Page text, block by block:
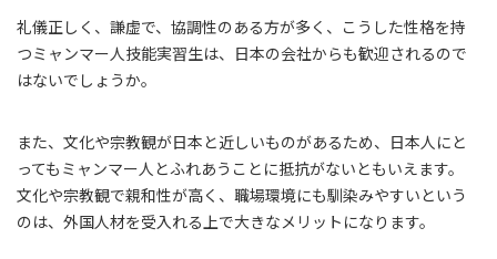
礼儀正しく、謙虚で、協調性のある方が多く、こうした性格を持
つミャンマー人技能実習生は、日本の会社からも歓迎されるので
はないでしょうか。
また、文化や宗教観が日本と近しいものがあるため、日本人にと
ってもミャンマー人とふれあうことに抵抗がないともいえます。
文化や宗教観で親和性が高く、職場環境にも馴染みやすいという
のは、外国人材を受入れる上で大きなメリットになります。